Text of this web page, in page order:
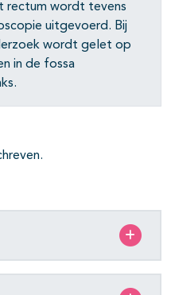
rectum wordt tevens
uitgevoerd. Bij
wordt gelet op
in de fossa